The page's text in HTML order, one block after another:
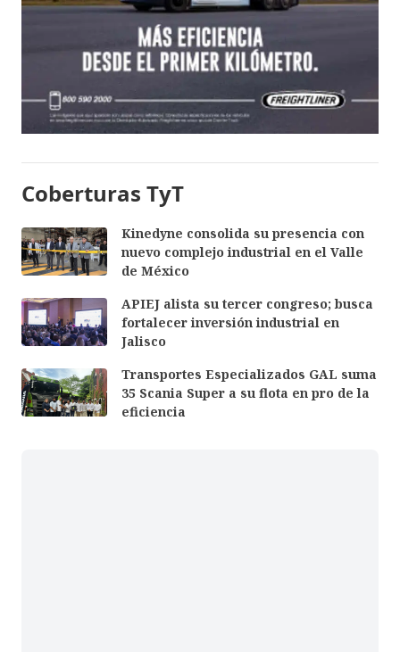
Coberturas TyT
Kinedyne consolida su presencia con
nuevo complejo industrial en el Valle
de México
APIEJ alista su tercer congreso; busca
fortalecer inversión industrial en
Jalisco
Transportes Especializados GAL suma
35 Scania Super a su flota en pro de la
eficiencia